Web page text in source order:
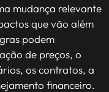
mudança relevante
que vão além
podem
de preços, o
os contratos, a
financeiro.